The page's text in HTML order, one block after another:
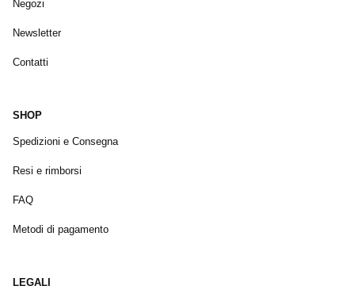
Negozi
Newsletter
Contatti
SHOP
Spedizioni e Consegna
Resi e rimborsi
FAQ
Metodi di pagamento
LEGALI